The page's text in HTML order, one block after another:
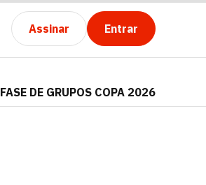
Assinar Entrar
FASE DE GRUPOS COPA 2026